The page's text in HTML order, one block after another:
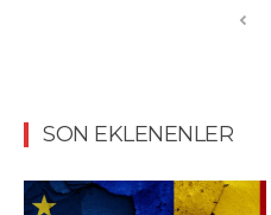
SON EKLENENLER